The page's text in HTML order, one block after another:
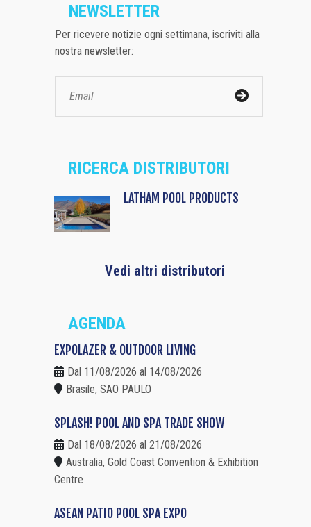
NEWSLETTER
Per ricevere notizie ogni settimana, iscriviti alla
nostra newsletter:
RICERCA DISTRIBUTORI
LATHAM POOL PRODUCTS
Vedi altri distributori
AGENDA
EXPOLAZER & OUTDOOR LIVING
Dal 11/08/2026 al 14/08/2026
Brasile, SAO PAULO
SPLASH! POOL AND SPA TRADE SHOW
Dal 18/08/2026 al 21/08/2026
Australia, Gold Coast Convention & Exhibition
Centre
ASEAN PATIO POOL SPA EXPO